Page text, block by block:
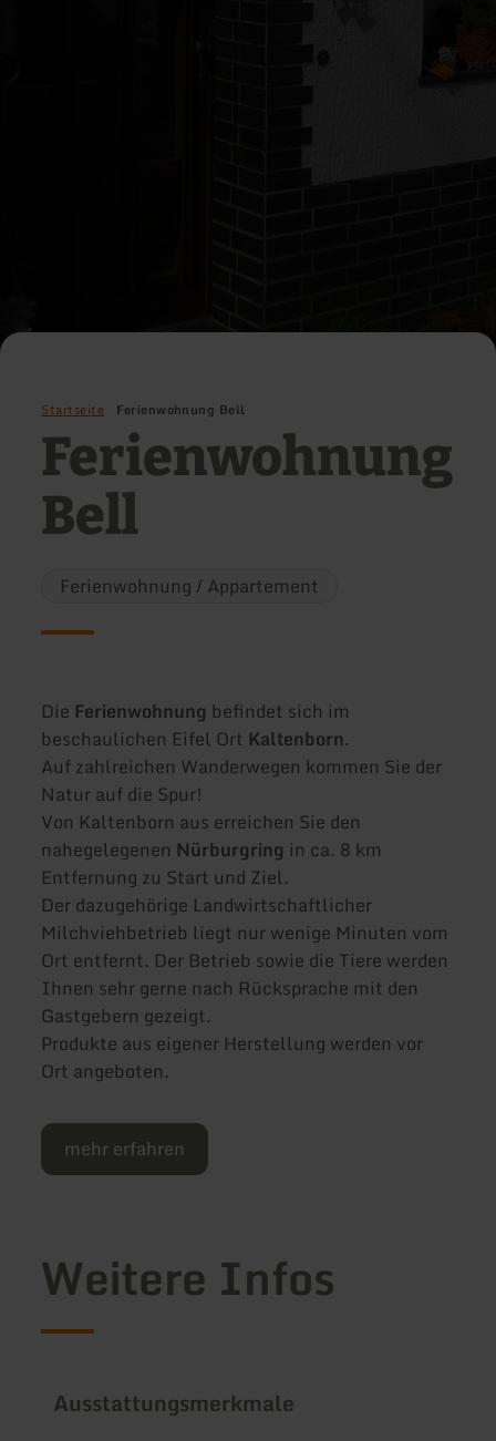
Startseite Ferienwohnung Bell
Ferienwohnung
Bell
Ferienwohnung / Appartement
Die Ferienwohnung befindet sich im
beschaulichen Eifel Ort Kaltenborn.
Auf zahlreichen Wanderwegen kommen Sie der
Natur auf die Spur!
Von Kaltenborn aus erreichen Sie den
nahegelegenen Nürburgring in ca. 8 km
Entfernung zu Start und Ziel.
Der dazugehörige Landwirtschaftlicher
Milchviehbetrieb liegt nur wenige Minuten vom
Ort entfernt. Der Betrieb sowie die Tiere werden
Ihnen sehr gerne nach Rücksprache mit den
Gastgebern gezeigt.
Produkte aus eigener Herstellung werden vor
Ort angeboten.
mehr erfahren
Weitere Infos
Ausstattungsmerkmale